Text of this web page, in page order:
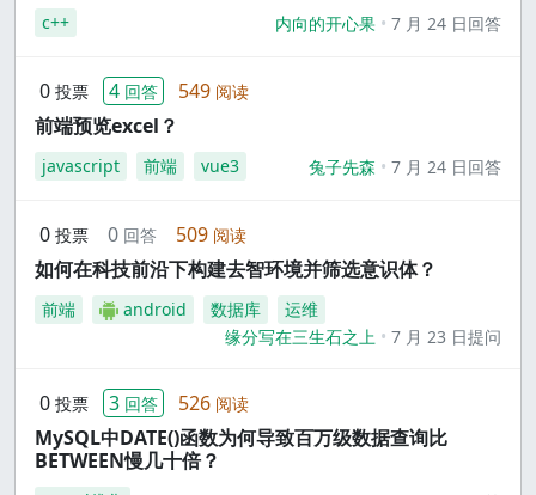
c++ 内向的开心果 7 月 24 日回答
0 投票 4 回答 549 阅读
前端预览excel？
javascript 前端 vue3 兔子先森 7 月 24 日回答
0 投票 0 回答 509 阅读
如何在科技前沿下构建去智环境并筛选意识体？
前端 android 数据库
运维
缘分写在三生石之上
7 月 23 日提问
0 投票 3 回答 526 阅读
MySQL中DATE()函数为何导致百万级数据查询比
BETWEEN慢几十倍？